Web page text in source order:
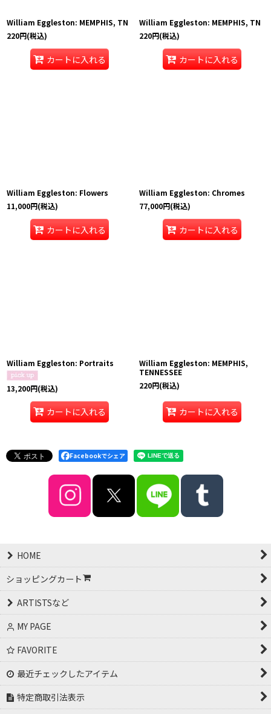
William Eggleston: MEMPHIS, TN
220円(税込)
カートに入れる
William Eggleston: MEMPHIS, TN
220円(税込)
カートに入れる
William Eggleston: Flowers
11,000円(税込)
カートに入れる
William Eggleston: Chromes
77,000円(税込)
カートに入れる
William Eggleston: Portraits
13,200円(税込)
カートに入れる
William Eggleston: MEMPHIS,
TENNESSEE
220円(税込)
カートに入れる
Facebookでシェア
HOME
ショッピングカート
ARTISTSなど
MY PAGE
FAVORITE
最近チェックしたアイテム
特定商取引法表示